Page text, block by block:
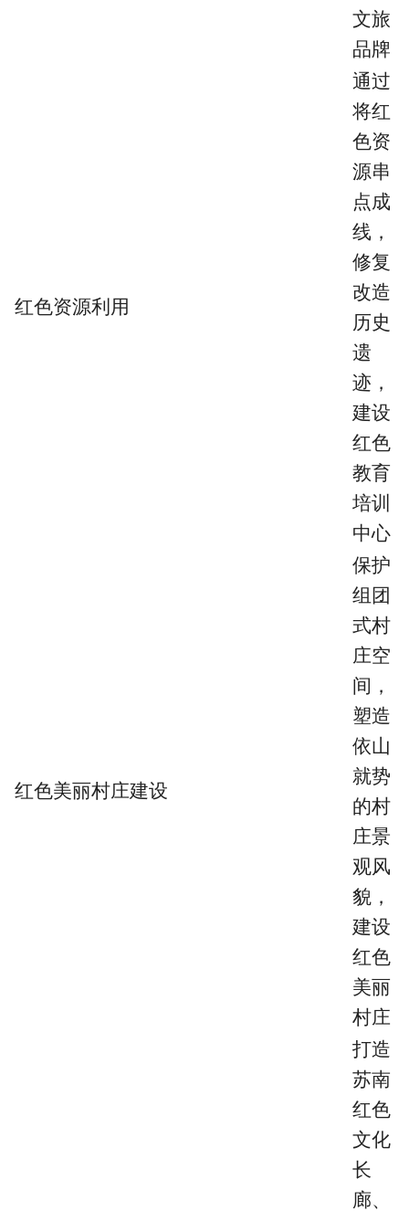
文旅
品牌
红色资源利用
通过
将红
色资
源串
点成
线，
修复
改造
历史
遗
迹，
建设
红色
教育
培训
中心
红色美丽村庄建设
保护
组团
式村
庄空
间，
塑造
依山
就势
的村
庄景
观风
貌，
建设
红色
美丽
村庄
打造
苏南
红色
文化
长
廊、